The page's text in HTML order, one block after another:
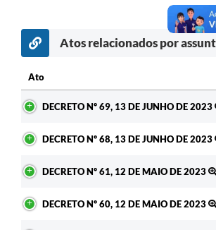
Atos relacionados por
Ato
DECRETO Nº 69, 13 DE JUNHO DE 2023
DECRETO Nº 68, 13 DE JUNHO DE 2023
DECRETO Nº 61, 12 DE MAIO DE 2023
DECRETO Nº 60, 12 DE MAIO DE 2023